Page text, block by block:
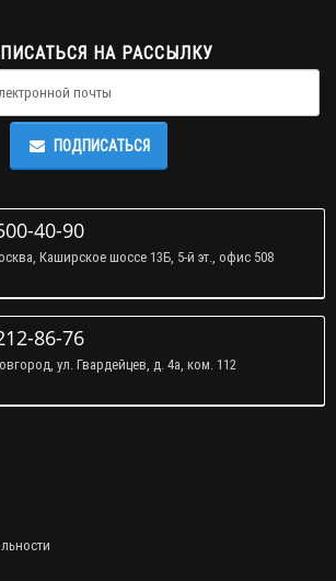
НА РАССЫЛКУ
ПОДПИСАТЬСЯ
40-90
Каширское шоссе 13Б, 5-й эт., офис 508
86-76
ул. Гвардейцев, д. 4а, ком. 112